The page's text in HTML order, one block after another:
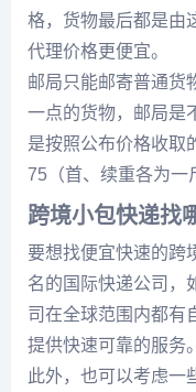
格，货物最后都是由
代理价格更便宜。
邮局只能邮寄普通货
一点的货物，邮局是
是按照公布价格收取
75（首、续重各为一
跨境小包快递找
要想找便宜快速的跨
名的国际快递公司，
司在全球范围内都有
提供快速可靠的服务。
此外，也可以考虑一